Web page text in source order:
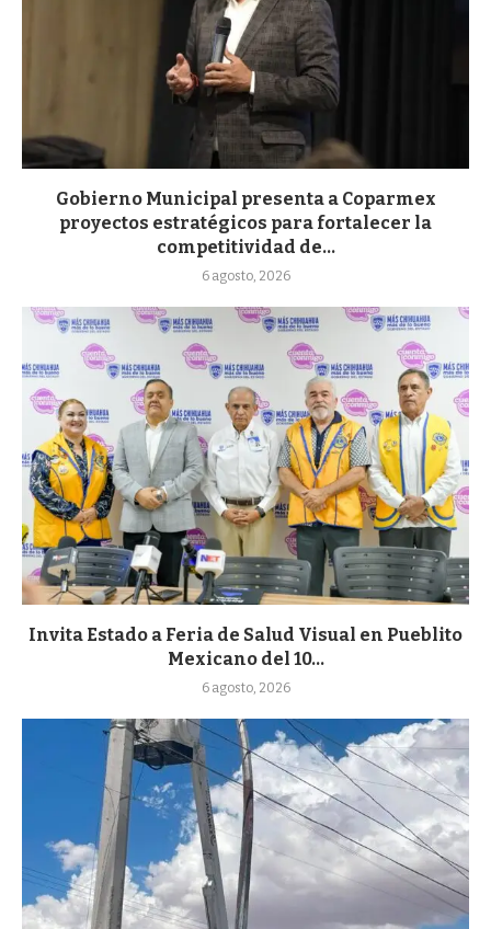
Gobierno Municipal presenta a Coparmex
proyectos estratégicos para fortalecer la
competitividad de...
6 agosto, 2026
Invita Estado a Feria de Salud Visual en Pueblito
Mexicano del 10...
6 agosto, 2026